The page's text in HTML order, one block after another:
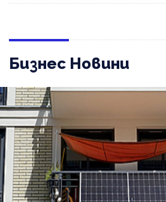
Бизнес Новини